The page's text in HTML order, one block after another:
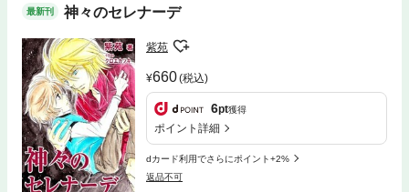
最新刊 神々のセレナーデ
紫苑
660(税込)
6pt獲得
ポイント詳細
dカード利用でさらにポイント+2%
返品不可